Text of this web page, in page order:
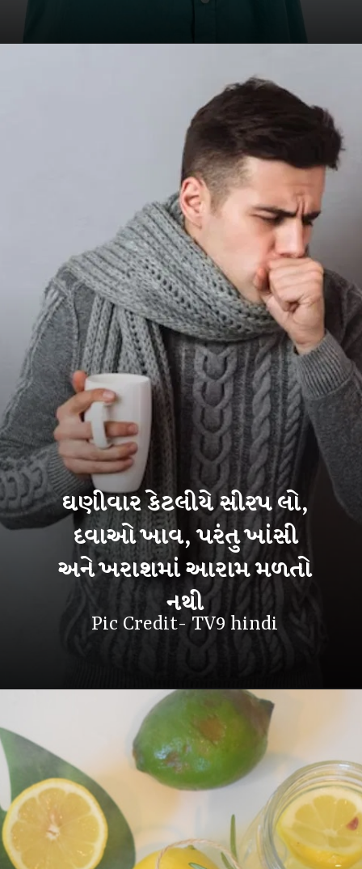
ઘણીવાર કેટલીયે સીરપ લો,
દવાઓ ખાવ, પરંતુ ખાંસી
અને ખરાશમાં આરામ મળતો
નથી
Pic Credit- TV9 hindi